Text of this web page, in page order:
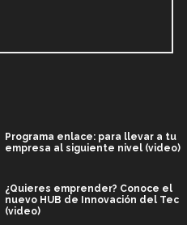
Programa enlace: para llevar a tu
empresa al siguiente nivel (video)
¿Quieres emprender? Conoce el
nuevo HUB de Innovación del Tec
(video)